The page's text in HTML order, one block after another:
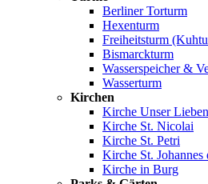
Berliner Torturm
Hexenturm
Freiheitsturm
Bismarckturm
Wasserspeicher &
Wasserturm
Kirchen
Kirche Unser
Kirche St. Nicolai
Kirche St. Petri
Kirche St. Johannes
Kirche in Burg